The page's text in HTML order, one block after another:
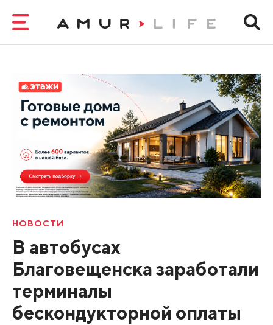
НОВОСТИ
В автобусах
Благовещенска заработали
терминалы
бескондукторной оплаты